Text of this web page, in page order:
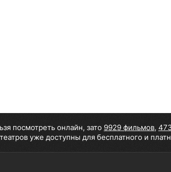
посмотреть онлайн, зато 9929 фильмов,
уже доступны для бесплатного и